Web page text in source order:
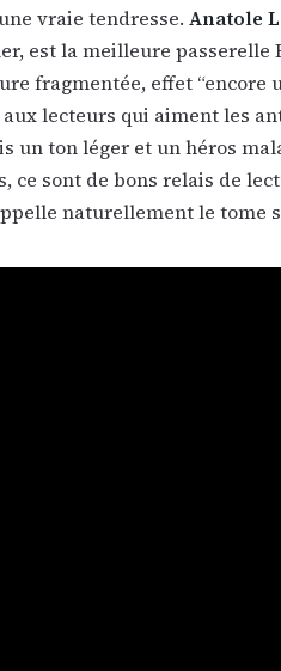
vraie tendresse. Anatole
est la meilleure passerelle
fragmentée, effet “encore
lecteurs qui aiment les
un ton léger et un héros
ce sont de bons relais de
naturellement le tome